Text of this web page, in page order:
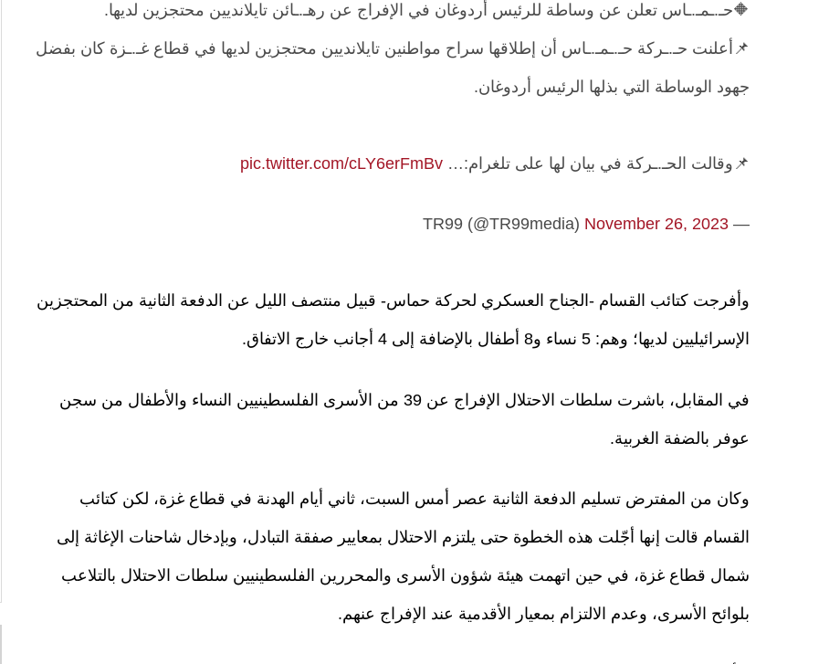
🔶حـ.ـمـ.ـاس تعلن عن وساطة للرئيس أردوغان في الإفراج عن رهـ.ـائن تايلانديين محتجزين لديها.
📌أعلنت حـ.ـركة حـ.ـمـ.ـاس أن إطلاقها سراح مواطنين تايلانديين محتجزين لديها في قطاع غـ.ـزة كان بفضل
جهود الوساطة التي بذلها الرئيس أردوغان.
📌وقالت الحـ.ـركة في بيان لها على تلغرام:… pic.twitter.com/cLY6erFmBv
— TR99 (@TR99media)
November 26, 2023
وأفرجت كتائب القسام -الجناح العسكري لحركة حماس- قبيل منتصف الليل عن الدفعة الثانية من المحتجزين
الإسرائيليين لديها؛ وهم: 5 نساء و8 أطفال بالإضافة إلى 4 أجانب خارج الاتفاق.
في المقابل، باشرت سلطات الاحتلال الإفراج عن 39 من الأسرى الفلسطينيين النساء والأطفال من سجن
عوفر بالضفة الغربية.
وكان من المفترض تسليم الدفعة الثانية عصر أمس السبت، ثاني أيام الهدنة في قطاع غزة، لكن كتائب
القسام قالت إنها أجّلت هذه الخطوة حتى يلتزم الاحتلال بمعايير صفقة التبادل، وبإدخال شاحنات الإغاثة إلى
شمال قطاع غزة، في حين اتهمت هيئة شؤون الأسرى والمحررين الفلسطينيين سلطات الاحتلال بالتلاعب
بلوائح الأسرى، وعدم الالتزام بمعيار الأقدمية عند الإفراج عنهم.